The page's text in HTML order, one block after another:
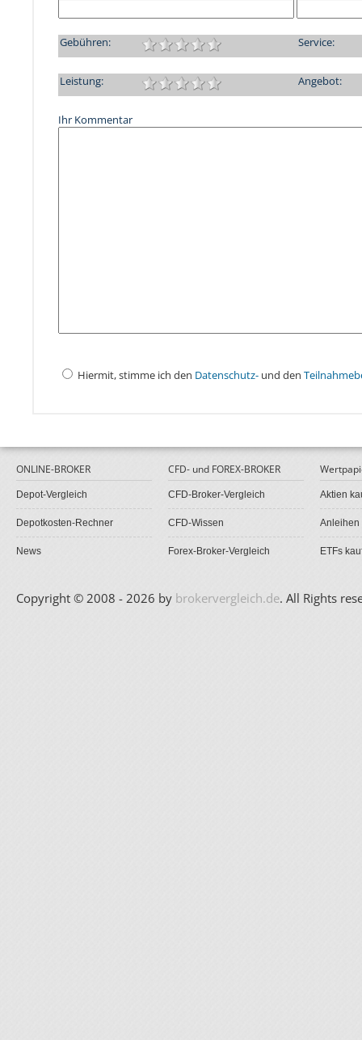
Gebühren: Service:
Leistung: Angebot:
Ihr Kommentar
Hiermit, stimme ich den Datenschutz- und den
ONLINE-BROKER
Depot-Vergleich
Depotkosten-Rechner
News
CFD- und FOREX-BROKER
CFD-Broker-Vergleich
CFD-Wissen
Forex-Broker-Vergleich
Aktien
Anleihen
ETFs
Copyright © 2008 - 2026 by brokervergleich.de. All Rights